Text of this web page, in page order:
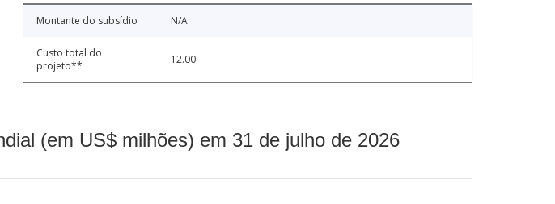
Montante do subsídio N/A
Custo total do
projeto**
12.00
(em US$ milhões) em 31 de julho de 2026